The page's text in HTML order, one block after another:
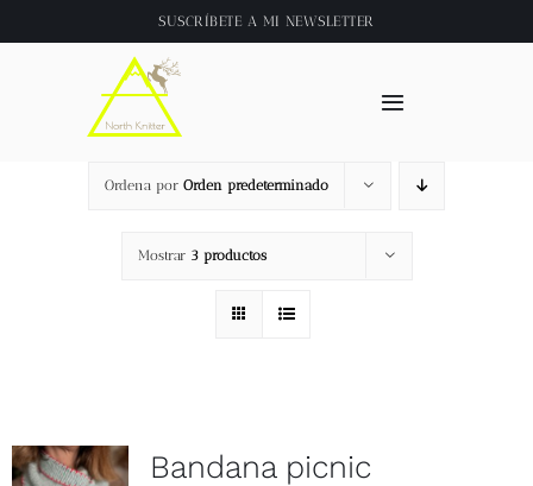
al
SUSCRÍBETE A MI NEWSLETTER
Toggle
Inicio
About
Tienda
Videos
Ordena por Orden predeterminado
Mostrar 3 productos
Bandana picnic